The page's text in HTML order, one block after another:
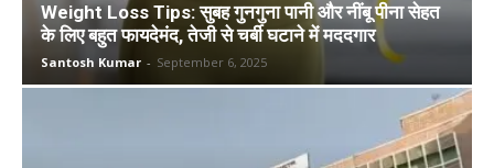
Weight Loss Tips: सुबह गुनगुना पानी और नींबू पीना सेहत
के लिए बहुत फायदेमंद, तेजी से चर्बी घटाने में मददगार
Santosh Kumar - September 6, 2025